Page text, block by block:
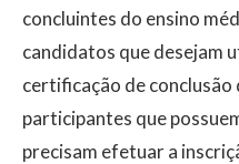
concluintes do ensino
candidatos que desejam
certificação de conclusão
participantes que
precisam efetuar a